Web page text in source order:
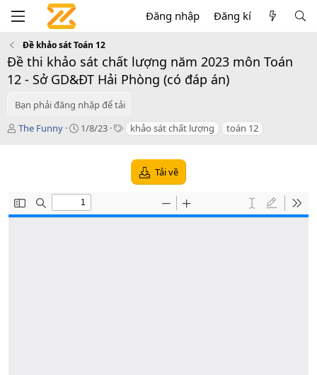
Đăng nhập Đăng kí
Đề khảo sát Toán 12
Đề thi khảo sát chất lượng năm 2023 môn Toán
12 - Sở GD&ĐT Hải Phòng (có đáp án)
Bạn phải đăng nhập để tải
T
The Funny
C
o
n
1/8/23
T khảo sát chất lượng toán 12
Tải về